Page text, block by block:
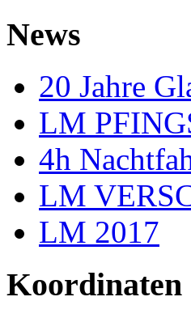
News
20 Jahre
LM
4h
LM
LM 2017
Koordinaten